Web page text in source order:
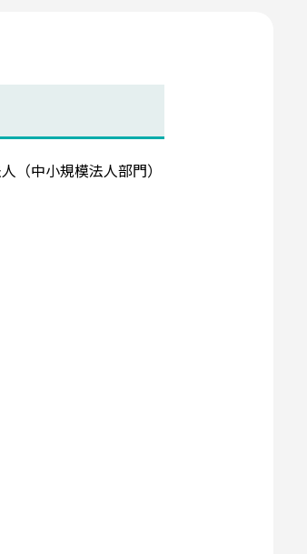
（中小規模法人部門）